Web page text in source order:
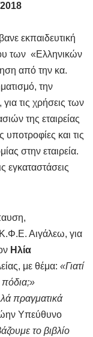
εκπαιδευτική
των «Ελληνικών
από την κα.
την
τις χρήσεις των
της εταιρείας
υποτροφίες και τις
στην εταιρεία.
εγκαταστάσεις
Αιγάλεω, για
Ηλία
με θέμα: «Γιατί
πόδια;»
πραγματικά
Υπεύθυνο
το βιβλίο